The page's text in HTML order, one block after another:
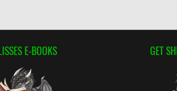
E-BOOKS GET